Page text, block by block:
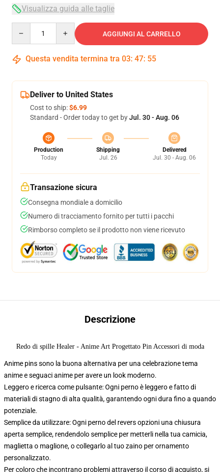
Visualizza guida alle taglie
AGGIUNGI AL CARRELLO
Questa vendita termina tra 03: 47: 54
Deliver to United States
Cost to ship:$6.99
Standard - Order today to get byJul. 30 - Aug. 06
Production
Today
Shipping
Jul. 26
Delivered
Jul. 30 - Aug. 06
Transazione sicura
Consegna mondiale a domicilio
Numero di tracciamento fornito per tutti i pacchi
Rimborso completo se il prodotto non viene ricevuto
Descrizione
Redo di spille Healer - Anime Art Progettato Pin Accessori di moda
Anime pins sono la buona alternativa per una celebrazione tema
anime e seguaci anime per avere un look moderno.
Leggero e ricerca come pulsante: Ogni perno è leggero e fatto di
materiali di stagno di alta qualità, garantendo ogni dura fino a quando
potenziale.
Semplice da utilizzare: Ogni perno del revers opzioni una chiusura
aperta semplice, rendendolo semplice per metterli nella tua camicia,
maglietta o maglione, o collegarlo al tuo zaino per ornamento
personalizzato.
Per coloro che incontrano problemi attraverso il corso di acquisto, si